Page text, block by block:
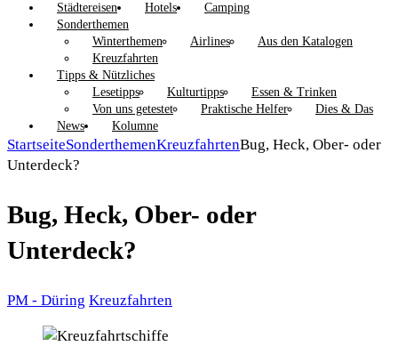
Städtereisen
Hotels
Camping
Sonderthemen
Winterthemen
Airlines
Aus den Katalogen
Kreuzfahrten
Tipps & Nützliches
Lesetipps
Kulturtipps
Essen & Trinken
Von uns getestet
Praktische Helfer
Dies & Das
News
Kolumne
StartseiteSonderthemenKreuzfahrtenBug, Heck, Ober- oder
Unterdeck?
Bug, Heck, Ober- oder
Unterdeck?
PM - Düring Kreuzfahrten